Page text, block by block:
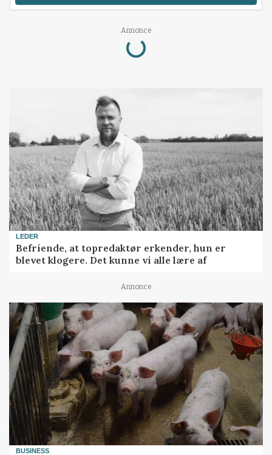
Annonce
Loading...
LEDER
Befriende, at topredaktør erkender, hun er
blevet klogere. Det kunne vi alle lære af
Annonce
BUSINESS